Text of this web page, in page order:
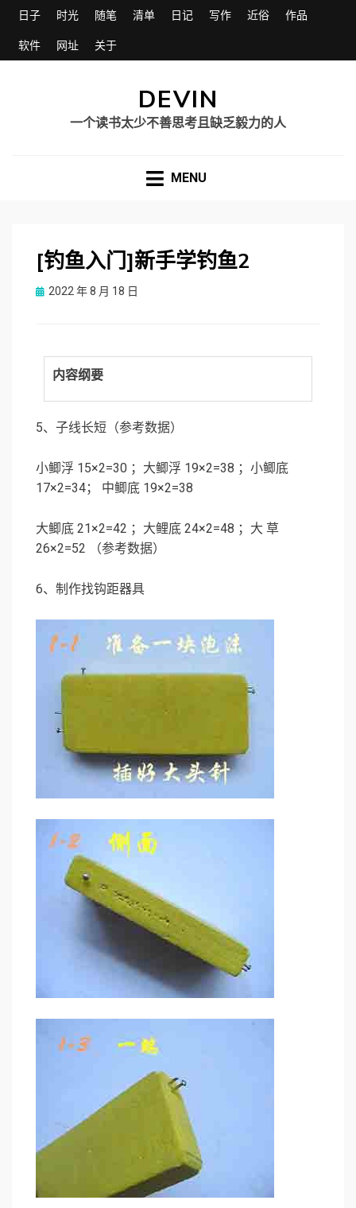
日子 时光 随笔 清单 日记 写作 近俗 作品
软件 网址 关于
DEVIN
一个读书太少不善思考且缺乏毅力的人
MENU
[钓鱼入门]新手学钓鱼2
Posted
2022 年 8 月 18 日
内容纲要
5、子线长短（参考数据）
小鲫浮 15×2=30 ；大鲫浮 19×2=38 ；小鲫底
17×2=34； 中鲫底 19×2=38
大鲫底 21×2=42 ；大鲤底 24×2=48 ；大 草
26×2=52 （参考数据）
6、制作找钩距器具